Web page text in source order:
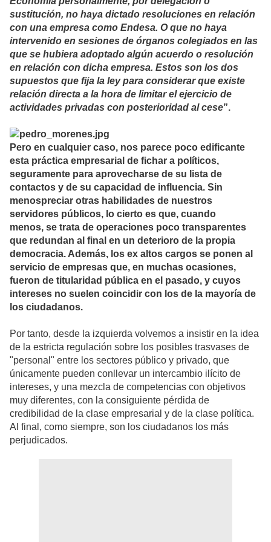
sustitución, no haya dictado resoluciones en relación
con una empresa como Endesa. O que no haya
intervenido en sesiones de órganos colegiados en las
que se hubiera adoptado algún acuerdo o resolución
en relación con dicha empresa. Estos son los dos
supuestos que fija la ley para considerar que existe
relación directa a la hora de limitar el ejercicio de
actividades privadas con posterioridad al cese”.
Pero en cualquier caso, nos parece poco edificante
esta práctica empresarial de fichar a políticos,
seguramente para aprovecharse de su lista de
contactos y de su capacidad de influencia. Sin
menospreciar otras habilidades de nuestros
servidores públicos, lo cierto es que, cuando
menos, se trata de operaciones poco transparentes
que redundan al final en un deterioro de la propia
democracia. Además, los ex altos cargos se ponen al
servicio de empresas que, en muchas ocasiones,
fueron de titularidad pública en el pasado, y cuyos
intereses no suelen coincidir con los de la mayoría de
los ciudadanos.
Por tanto, desde la izquierda volvemos a insistir en la idea
de la estricta regulación sobre los posibles trasvases de
"personal" entre los sectores público y privado, que
únicamente pueden conllevar un intercambio ilícito de
intereses, y una mezcla de competencias con objetivos
muy diferentes, con la consiguiente pérdida de
credibilidad de la clase empresarial y de la clase política.
Al final, como siempre, son los ciudadanos los más
perjudicados.